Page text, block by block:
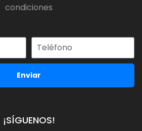
condiciones
Enviar
¡SÍGUENOS!